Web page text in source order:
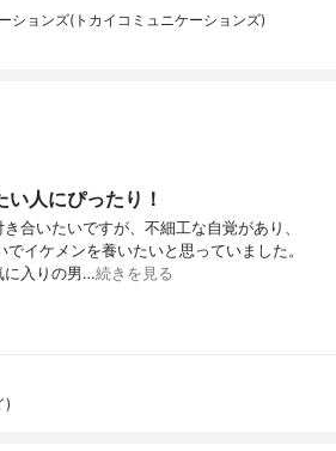
ションズ(トカイコミュニケーションズ)
人にぴったり！
合いたいですが、不細工な自覚があり、
イケメンを養いたいと思っていました。
に入りの男…続きを見る
)